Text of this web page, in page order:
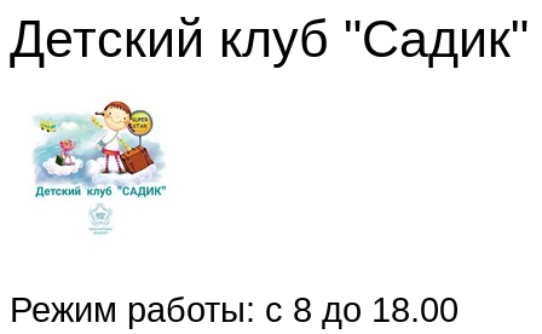
Детский клуб "Садик"
Режим работы: с 8 до 18.00